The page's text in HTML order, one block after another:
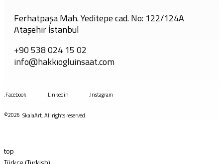
Ferhatpaşa Mah. Yeditepe cad. No: 122/124A
Ataşehir İstanbul
+90 538 024 15 02
info@hakkıogluinsaat.com
©2026 SkalaArt. All rights reserved.
.Facebook .Linkedin .Instagram
top